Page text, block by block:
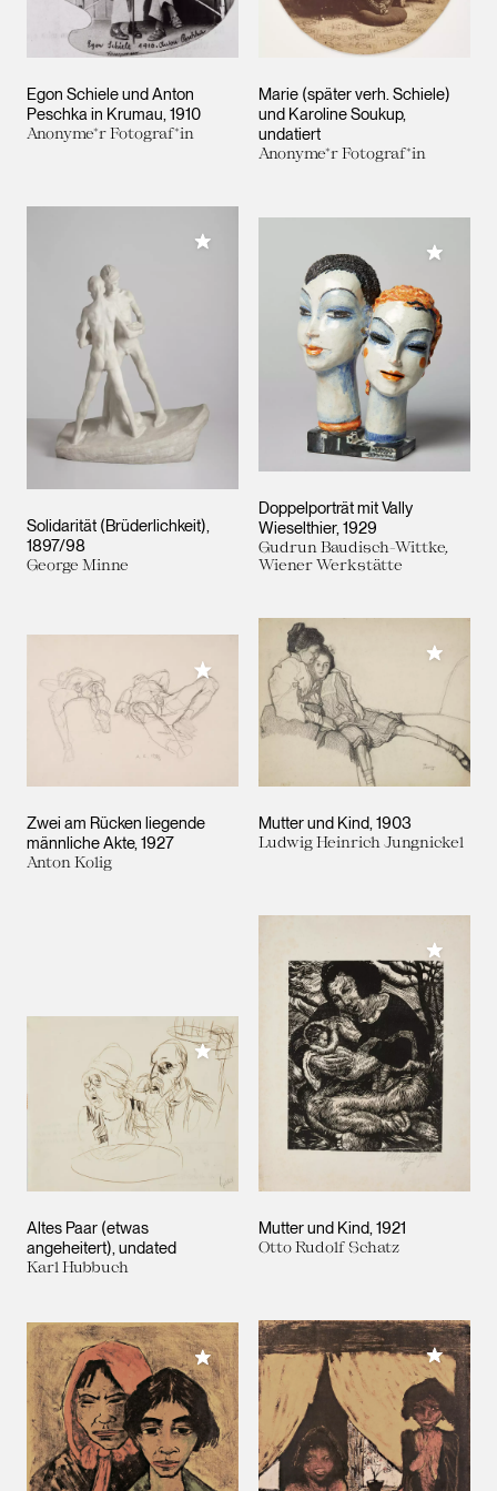
Egon Schiele und Anton
Peschka in Krumau 1910
Anonyme*r Fotograf*in
Marie (später verh. Schiele)
und Karoline Soukup
undatiert
Anonyme*r Fotograf*in
Solidarität (Brüderlichkeit)
1897/98
George Minne
Meiner Sammlung hinzufügen
Doppelporträt mit Vally
Wieselthier 1929
Gudrun Baudisch-Wittke,
Wiener Werkstätte
Meiner
Zwei am Rücken liegende
männliche Akte 1927
Anton Kolig
Meiner Sammlung hinzufügen
Mutter und Kind 1903
Ludwig Heinrich Jungnickel
Meiner
Altes Paar (etwas
angeheitert) undated
Karl Hubbuch
Meiner Sammlung hinzufügen
Mutter und Kind 1921
Otto Rudolf Schatz
Meiner
Meiner Sammlung hinzufügen Meiner